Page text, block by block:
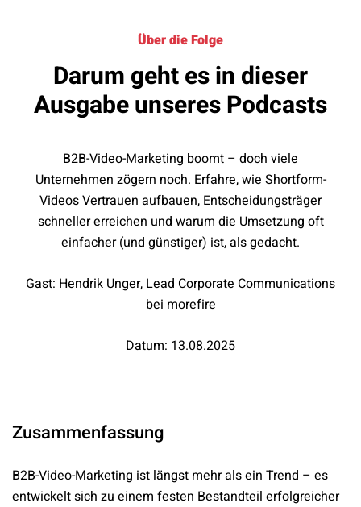
Über die Folge
Darum geht es in dieser
Ausgabe unseres Podcasts
B2B-Video-Marketing boomt – doch viele
Unternehmen zögern noch. Erfahre, wie Shortform-
Videos Vertrauen aufbauen, Entscheidungsträger
schneller erreichen und warum die Umsetzung oft
einfacher (und günstiger) ist, als gedacht.
Gast: Hendrik Unger, Lead Corporate Communications
bei morefire
Datum: 13.08.2025
Zusammenfassung
B2B-Video-Marketing ist längst mehr als ein Trend – es
entwickelt sich zu einem festen Bestandteil erfolgreicher